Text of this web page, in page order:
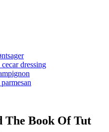
dressing
The Book Of Tut